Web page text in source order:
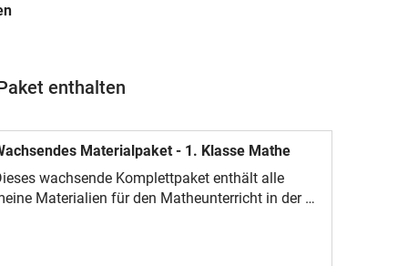
enthalten
Materialpaket - 1. Klasse Mathe
wachsende Komplettpaket enthält alle
Materialien für den Matheunterricht in der 1.